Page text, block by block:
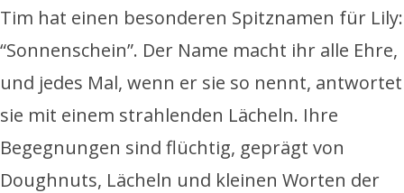
Tim hat einen besonderen Spitznamen für Lily:
“Sonnenschein”. Der Name macht ihr alle Ehre,
und jedes Mal, wenn er sie so nennt, antwortet
sie mit einem strahlenden Lächeln. Ihre
Begegnungen sind flüchtig, geprägt von
Doughnuts, Lächeln und kleinen Worten der